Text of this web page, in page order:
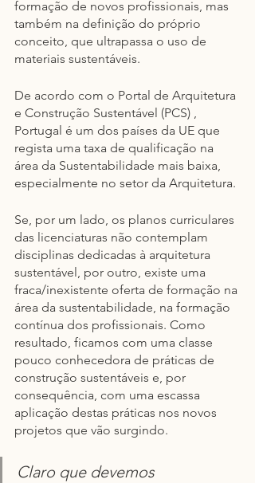
formação de novos profissionais, mas
também na definição do próprio
conceito, que ultrapassa o uso de
materiais sustentáveis.
De acordo com o Portal de Arquitetura
e Construção Sustentável (PCS) ,
Portugal é um dos países da UE que
regista uma taxa de qualificação na
área da Sustentabilidade mais baixa,
especialmente no setor da Arquitetura.
Se, por um lado, os planos curriculares
das licenciaturas não contemplam
disciplinas dedicadas à arquitetura
sustentável, por outro, existe uma
fraca/inexistente oferta de formação na
área da sustentabilidade, na formação
contínua dos profissionais. Como
resultado, ficamos com uma classe
pouco conhecedora de práticas de
construção sustentáveis e, por
consequência, com uma escassa
aplicação destas práticas nos novos
projetos que vão surgindo.
Claro que devemos